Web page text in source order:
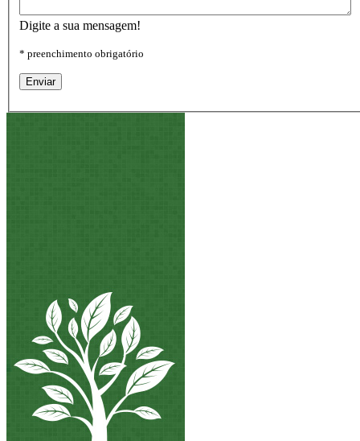
Digite a sua mensagem!
* preenchimento obrigatório